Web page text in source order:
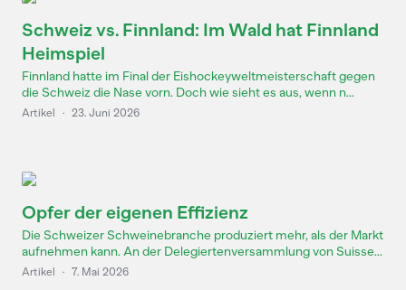
Schweiz vs. Finnland: Im Wald hat Finnland
Heimspiel
Finnland hatte im Final der Eishockeyweltmeisterschaft gegen
die Schweiz die Nase vorn. Doch wie sieht es aus, wenn n...
Artikel · 23. Juni 2026
Opfer der eigenen Effizienz
Die Schweizer Schweinebranche produziert mehr, als der Markt
aufnehmen kann. An der Delegiertenversammlung von Suisse...
Artikel · 7. Mai 2026